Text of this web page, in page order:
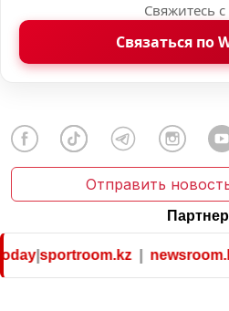
Свяжитесь
Связаться по
Отправить
|sportroom.kz|